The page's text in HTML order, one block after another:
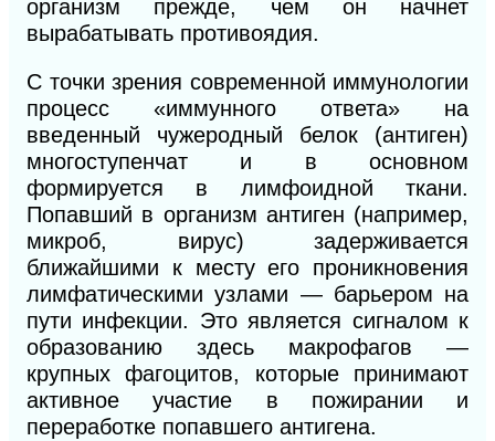
организм прежде, чем он начнет
вырабатывать противоядия.
С точки зрения современной иммунологии
процесс «иммунного ответа» на
введенный чужеродный белок (антиген)
многоступенчат и в основном
формируется в лимфоидной ткани.
Попавший в организм антиген (например,
микроб, вирус) задерживается
ближайшими к месту его проникновения
лимфатическими узлами — барьером на
пути инфекции. Это является сигналом к
образованию здесь макрофагов —
крупных фагоцитов, которые принимают
активное участие в пожирании и
переработке попавшего антигена.